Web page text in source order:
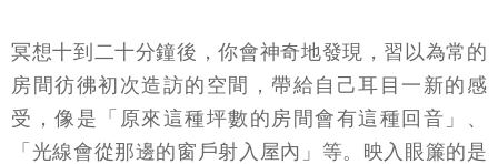
冥想十到二十分鐘後，你會神奇地發現，習以為常的
房間彷彿初次造訪的空間，帶給自己耳目一新的感
受，像是「原來這種坪數的房間會有這種回音」、
「光線會從那邊的窗戶射入屋內」等。映入眼簾的是